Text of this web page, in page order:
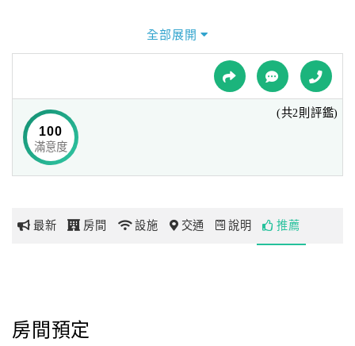
球
網
玩
地
圖
全部展開
100
滿意度
(共2則評鑑)
最新 房間 設施 交通 說明 推薦
房間預定